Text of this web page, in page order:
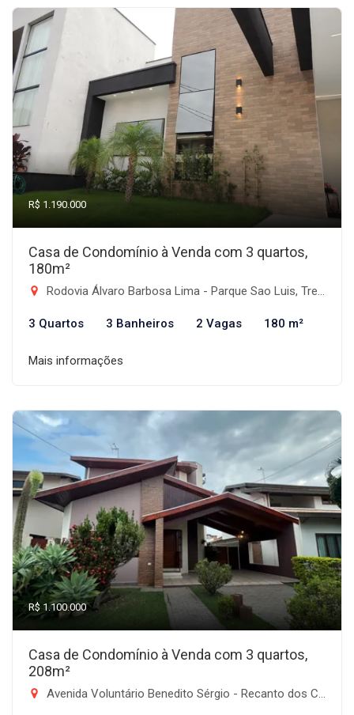
R$ 1.190.000
Casa de Condomínio à Venda com 3 quartos,
180m²
Rodovia Álvaro Barbosa Lima - Parque Sao Luis, Tremembé-SP
3 Quartos 3 Banheiros 2 Vagas 180 m²
Mais informações
R$ 1.100.000
Casa de Condomínio à Venda com 3 quartos,
208m²
Avenida Voluntário Benedito Sérgio - Recanto dos Coqueirais, Taubaté-SP